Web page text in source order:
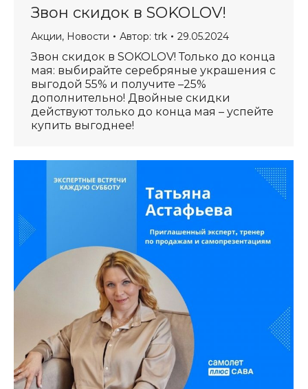
Звон скидок в SOKOLOV!
Акции, Новости Автор: trk 29.05.2024
Звон скидок в SOKOLOV! Только до конца
мая: выбирайте серебряные украшения с
выгодой 55% и получите –25%
дополнительно! Двойные скидки
действуют только до конца мая – успейте
купить выгоднее!